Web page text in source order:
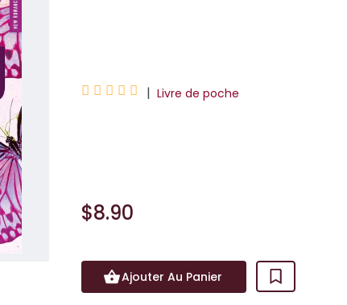
     | Livre de poche
$8.90
Ajouter Au Panier